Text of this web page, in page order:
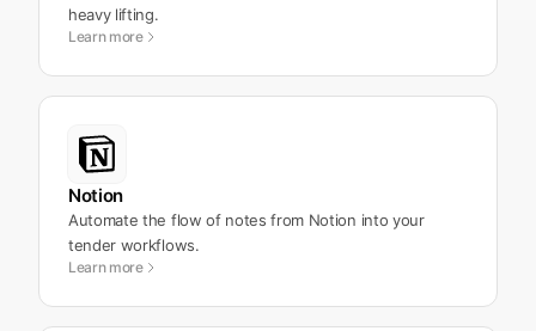
heavy lifting.
Learn more
Notion
Automate the flow of notes from Notion into your
tender workflows.
Learn more